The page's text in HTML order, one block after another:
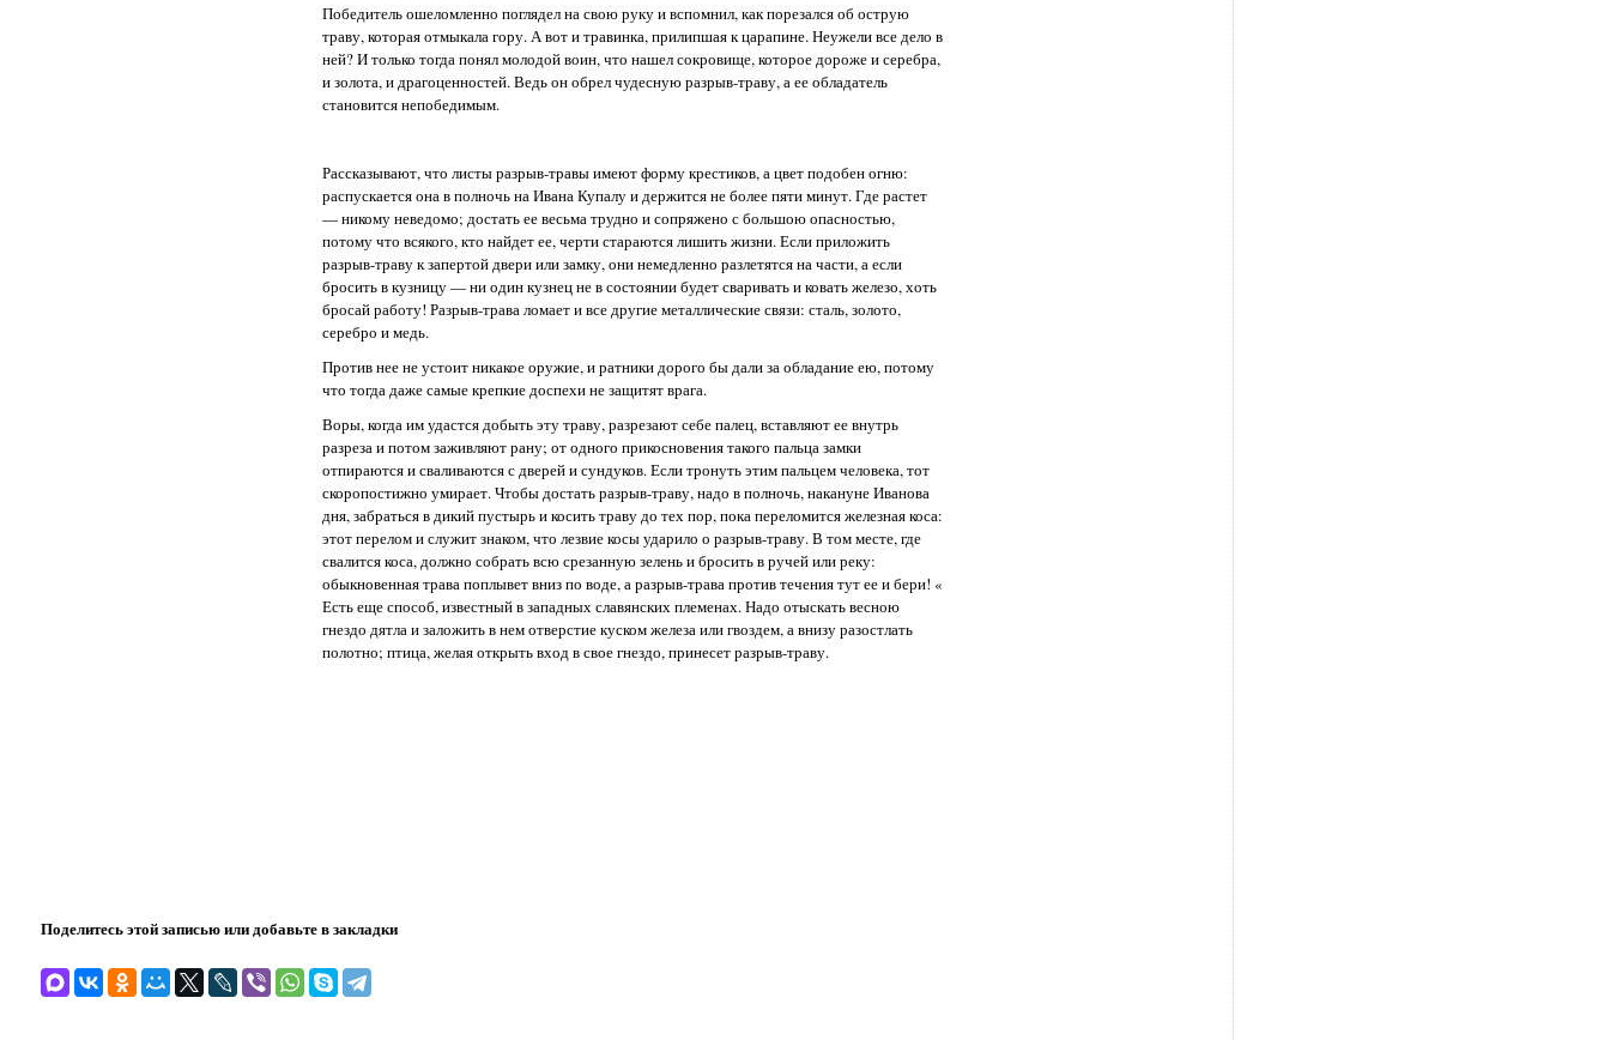
Победитель ошеломленно поглядел на свою руку и вспомнил, как порезался об острую
траву, которая отмыкала гору. А вот и травинка, прилипшая к царапине. Неужели все дело в
ней? И только тогда понял молодой воин, что нашел сокровище, которое дороже и серебра,
и золота, и драгоценностей. Ведь он обрел чудесную разрыв-траву, а ее обладатель
становится непобедимым.
Рассказывают, что листы разрыв-травы имеют форму крестиков, а цвет подобен огню:
распускается она в полночь на Ивана Купалу и держится не более пяти минут. Где растет
— никому неведомо; достать ее весьма трудно и сопряжено с большою опасностью,
потому что всякого, кто найдет ее, черти стараются лишить жизни. Если приложить
разрыв-траву к запертой двери или замку, они немедленно разлетятся на части, а если
бросить в кузницу — ни один кузнец не в состоянии будет сваривать и ковать железо, хоть
бросай работу! Разрыв-трава ломает и все другие металлические связи: сталь, золото,
серебро и медь.
Против нее не устоит никакое оружие, и ратники дорого бы дали за обладание ею, потому
что тогда даже самые крепкие доспехи не защитят врага.
Воры, когда им удастся добыть эту траву, разрезают себе палец, вставляют ее внутрь
разреза и потом заживляют рану; от одного прикосновения такого пальца замки
отпираются и сваливаются с дверей и сундуков. Если тронуть этим пальцем человека, тот
скоропостижно умирает. Чтобы достать разрыв-траву, надо в полночь, накануне Иванова
дня, забраться в дикий пустырь и косить траву до тех пор, пока переломится железная коса:
этот перелом и служит знаком, что лезвие косы ударило о разрыв-траву. В том месте, где
свалится коса, должно собрать всю срезанную зелень и бросить в ручей или реку:
обыкновенная трава поплывет вниз по воде, а разрыв-трава против течения тут ее и бери! «
Есть еще способ, известный в западных славянских племенах. Надо отыскать весною
гнездо дятла и заложить в нем отверстие куском железа или гвоздем, а внизу разостлать
полотно; птица, желая открыть вход в свое гнездо, принесет разрыв-траву.
Поделитесь этой записью или добавьте в закладки